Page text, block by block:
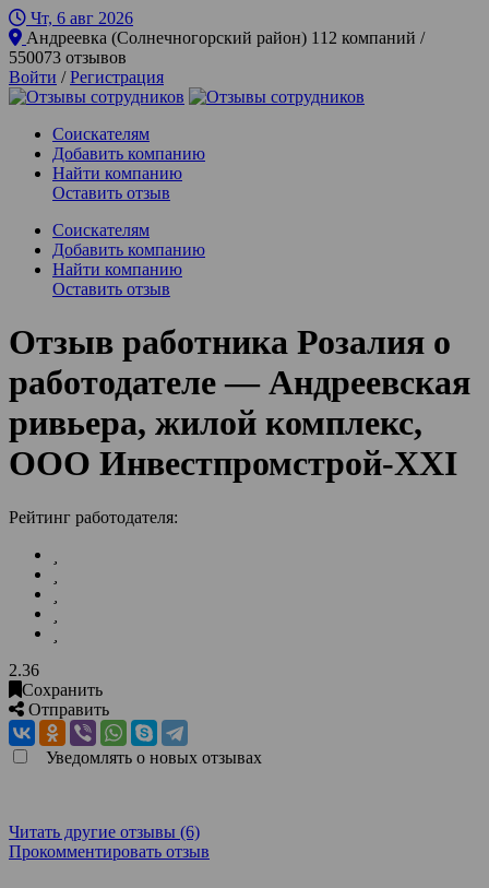
Чт, 6 авг 2026
Андреевка (Солнечногорский район) 112 компаний /
550073 отзывов
Войти /Регистрация
Соискателям
Добавить компанию
Найти компанию
Оставить отзыв
Соискателям
Добавить компанию
Найти компанию
Оставить отзыв
Отзыв работника Розалия о
работодателе — Андреевская
ривьера, жилой комплекс,
ООО Инвестпромстрой-XXI
Рейтинг работодателя:
2.36
Сохранить
Отправить
Уведомлять о новых отзывах
Читать другие отзывы (6)
Прокомментировать отзыв